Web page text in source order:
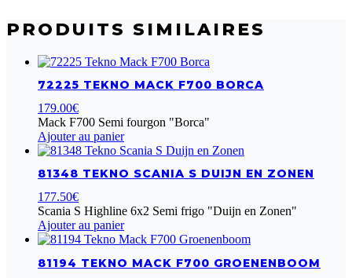
PRODUITS SIMILAIRES
72225 TEKNO MACK F700 BORCA
179.00€
Mack F700 Semi fourgon "Borca"
Ajouter au panier
81348 TEKNO SCANIA S DUIJN EN ZONEN
177.50€
Scania S Highline 6x2 Semi frigo "Duijn en Zonen"
Ajouter au panier
81194 TEKNO MACK F700 GROENENBOOM